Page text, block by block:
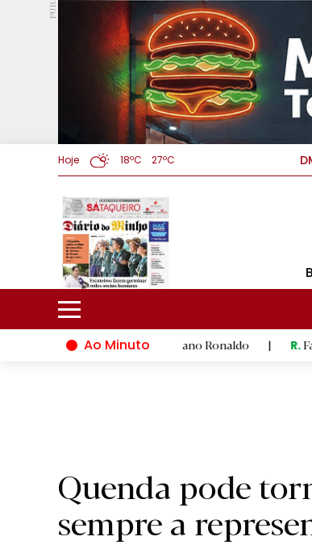
PUB.
Hoje 18ºC 27ºC
Ao Minuto
dança de Cristiano Ronaldo | R.Famalicão dá
Quenda pode
sempre a